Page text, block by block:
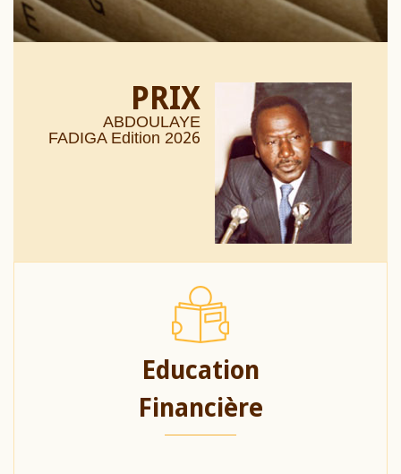
PRIX
ABDOULAYE
FADIGA Edition 2026
Education
Financière